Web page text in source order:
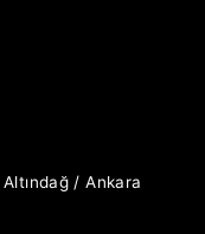
/ Ankara